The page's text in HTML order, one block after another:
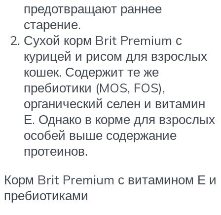
предотвращают раннее
старение.
Сухой корм Brit Premium с
курицей и рисом для взрослых
кошек. Содержит те же
пребиотики (MOS, FOS),
органический селен и витамин
Е. Однако в корме для взрослых
особей выше содержание
протеинов.
Корм Brit Premium с витамином Е и
пребиотиками